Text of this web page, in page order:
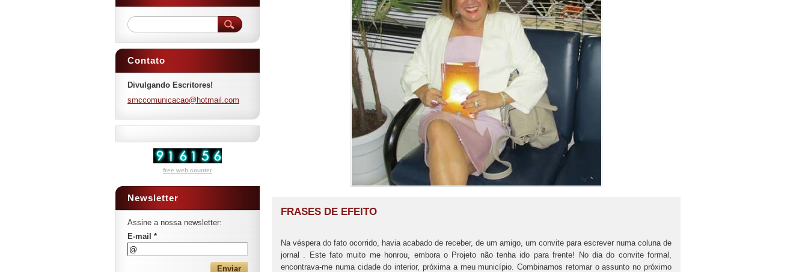
FRASES DE EFEITO
Na véspera do fato ocorrido, havia acabado de receber, de um amigo, um convite para escrever numa coluna de
jornal . Este fato muito me honrou, embora o Projeto não tenha ido para frente! No dia do convite formal,
encontrava-me numa cidade do interior, próxima a meu município. Combinamos retomar o assunto no próximo
Contato
Divulgando Escritores!
smccomunicacao@hotmail.com
free web counter
Newsletter
Assine a nossa newsletter:
E-mail *